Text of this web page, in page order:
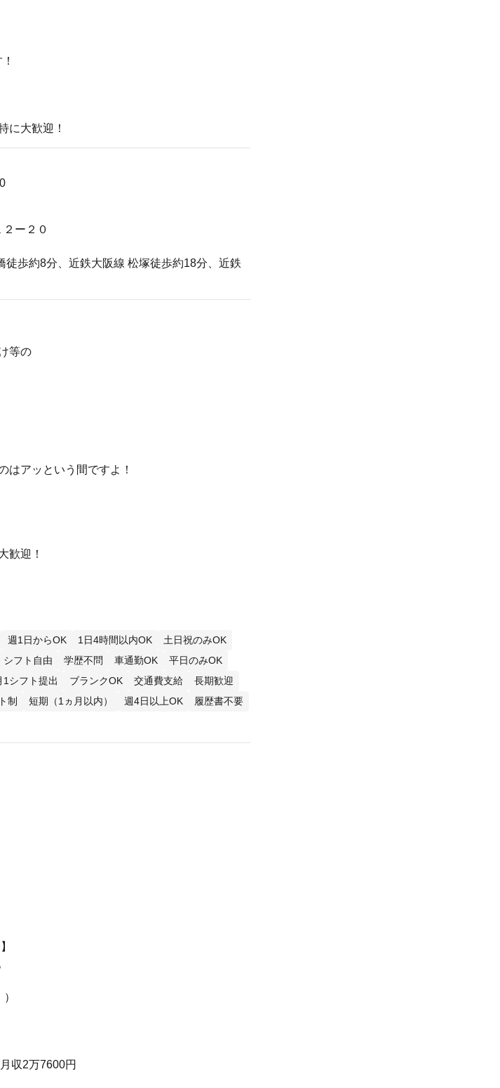
に大歓迎！
ー２０
徒歩約8分、近鉄大阪線 松塚徒歩約18分、近鉄
等の
はアッという間ですよ！
歓迎！
週1日からOK 1日4時間以内OK
土日祝のみOK
シフト自由 学歴不問 車通勤OK
平日のみOK
1シフト提出 ブランクOK 交通費支給
長期歓迎
制 短期（1ヵ月以内） 週4日以上OK
履歴書不要
収2万7600円